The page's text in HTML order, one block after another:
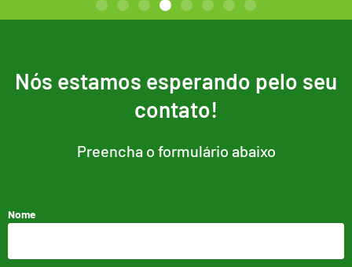
Nós estamos esperando pelo seu
contato!
Preencha o formulário abaixo
Nome